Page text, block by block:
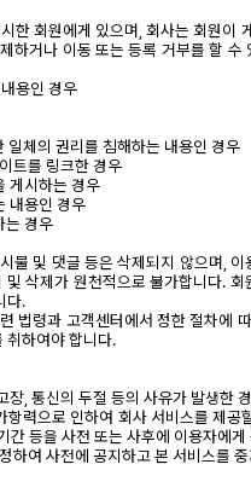
한 회원에게 있으며, 회사는 회원이
하거나 이동 또는 등록 거부를 할 수
용인 경우
체의 권리를 침해하는 내용인 경우
트를 링크한 경우
게시하는 경우
내용인 경우
는 경우
물 및 댓글 등은 삭제되지 않으며,
삭제가 원천적으로 불가합니다.
다.
법령과 고객센터에서 정한 절차에
취하여야 합니다.
, 통신의 두절 등의 사유가 발생한
력으로 인하여 회사 서비스를 제공
간 등을 사전 또는 사후에 이용자에게
하여 사전에 공지하고 본 서비스를